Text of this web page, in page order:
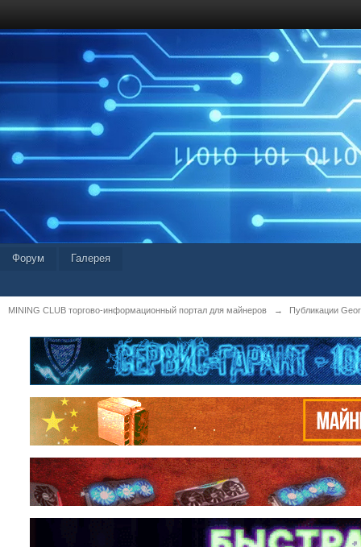
Форум Галерея
MINING CLUB торгово-информационный портал для майнеров → Публикации